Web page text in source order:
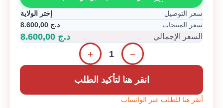
سعر التوصيل
إختر الولاية
سعر المنتجات
د.ج
السعر الإجمالي د.ج 8.600,00
−
1
+
انقر هنا لتأكيد الطلب
أنقر هنا للطلب عبر الواتساب